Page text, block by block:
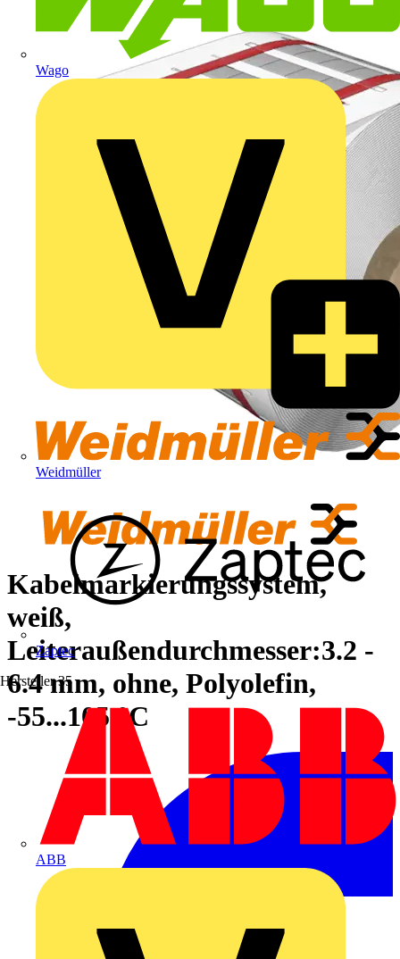
Wago
Weidmüller
Zaptec
Hersteller 35
ABB
Kabelmarkierungssystem,
weiß,
Leiteraußendurchmesser:3.2 -
6.4 mm, ohne, Polyolefin,
-55...105 °C